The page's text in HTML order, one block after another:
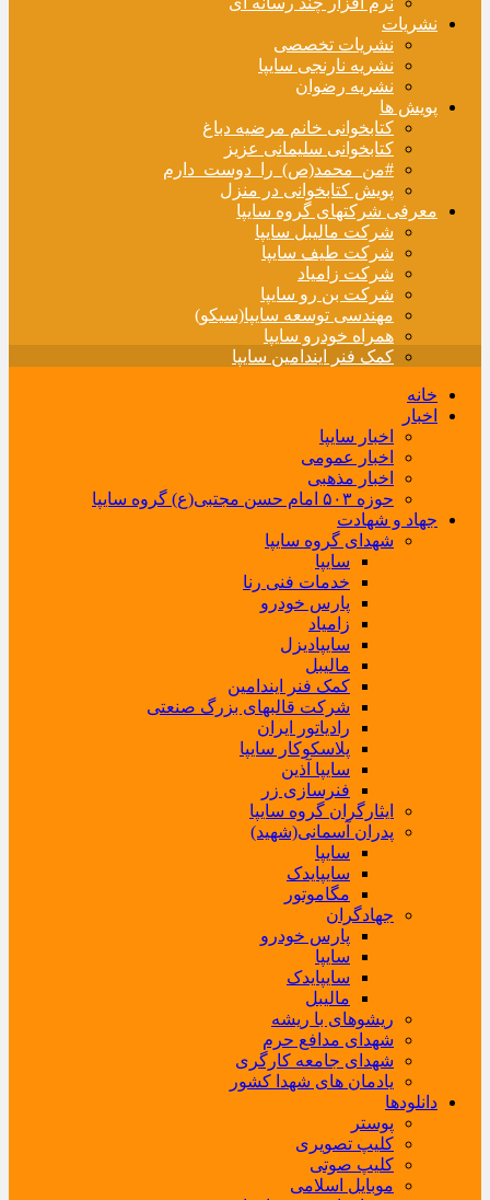
نشریات
نشریات تخصصی
نشریه نارنجی سایپا
نشریه رضوان
پویش ها
کتابخوانی خانم مرضیه دباغ
کتابخوانی سلیمانی عزیز
#من_محمد(ص)_را_دوست_دارم
پویش کتابخوانی در منزل
معرفی شرکتهای گروه سایپا
شرکت مالیبل سایپا
شرکت طیف سایپا
شرکت زامیاد
شرکت بن رو سایپا
مهندسی توسعه سایپا(سیکو)
همراه خودرو سایپا
کمک فنر ایندامین سایپا
خانه
اخبار
اخبار سایپا
اخبار عمومی
اخبار مذهبی
حوزه ۵۰۳ امام حسن مجتبی(ع) گروه سایپا
جهاد و شهادت
شهدای گروه سایپا
سایپا
خدمات فنی رنا
پارس خودرو
زامیاد
سایپادیزل
مالیبل
کمک فنر ایندامین
شرکت قالبهای بزرگ صنعتی
رادیاتور ایران
پلاسکوکار سایپا
سایپا آذین
فنرسازی زر
ایثارگران گروه سایپا
پدران آسمانی(شهید)
سایپا
سایپایدک
مگاموتور
جهادگران
پارس خودرو
سایپا
سایپایدک
مالیبل
ریشوهای با ریشه
شهدای مدافع حرم
شهدای جامعه کارگری
یادمان های شهدا کشور
دانلودها
پوستر
کلیپ تصویری
کلیپ صوتی
موبایل اسلامی